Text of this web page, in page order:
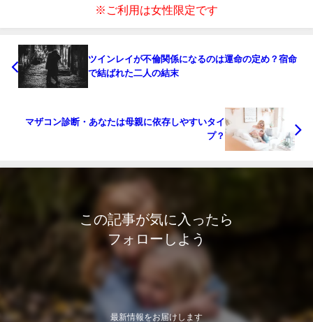
※ご利用は女性限定です
ツインレイが不倫関係になるのは運命の定め？宿命
で結ばれた二人の結末
マザコン診断・あなたは母親に依存しやすいタイ
プ？
この記事が気に入ったら
フォローしよう
最新情報をお届けします